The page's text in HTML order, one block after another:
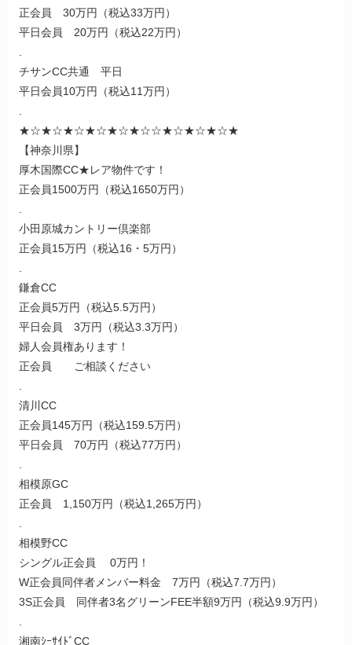
正会員 30万円（税込33万円）
平日会員 20万円（税込22万円）
チサンCC共通 平日
平日会員10万円（税込11万円）
★☆★☆★☆★☆★☆★☆☆★☆★☆★☆★
【神奈川県】
厚木国際CC★レア物件です！
正会員1500万円（税込1650万円）
小田原城カントリー倶楽部
正会員15万円（税込16・5万円）
鎌倉CC
正会員5万円（税込5.5万円）
平日会員 3万円（税込3.3万円）
婦人会員権あります！
正会員 ご相談ください
清川CC
正会員145万円（税込159.5万円）
平日会員 70万円（税込77万円）
相模原GC
正会員 1,150万円（税込1,265万円）
相模野CC
シングル正会員 0万円！
W正会員同伴者メンバー料金 7万円（税込7.7万円）
3S正会員 同伴者3名グリーンFEE半額9万円（税込9.9万円）
湘南ｼｰｻｲﾄﾞCC